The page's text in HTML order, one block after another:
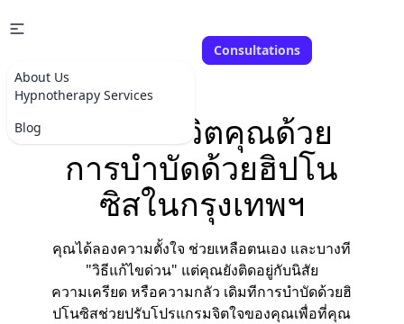
About Us
Hypnotherapy Services
Blog
Consultations
เปลี่ยนชีวิตคุณด้วย
การบำบัดด้วยฮิปโน
ซิสในกรุงเทพฯ
คุณได้ลองความตั้งใจ ช่วยเหลือตนเอง และบางที
"วิธีแก้ไขด่วน" แต่คุณยังติดอยู่กับนิสัย
ความเครียด หรือความกลัว เดิมทีการบำบัดด้วยฮิ
ปโนซิสช่วยปรับโปรแกรมจิตใจของคุณเพื่อที่คุณ